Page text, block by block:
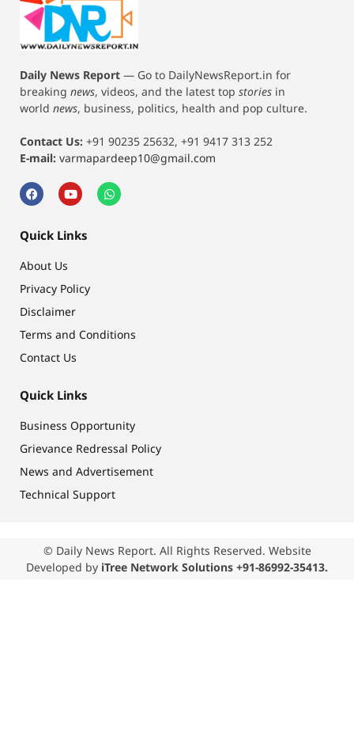
Daily News Report — Go to DailyNewsReport.in for
breaking news, videos, and the latest top stories in
world news, business, politics, health and pop culture.
Contact Us: +91 90235 25632, +91 9417 313 252
E-mail: varmapardeep10@gmail.com
Quick Links
About Us
Privacy Policy
Disclaimer
Terms and Conditions
Contact Us
Quick Links
Business Opportunity
Grievance Redressal Policy
News and Advertisement
Technical Support
© Daily News Report. All Rights Reserved. Website
Developed by iTree Network Solutions +91-86992-35413.